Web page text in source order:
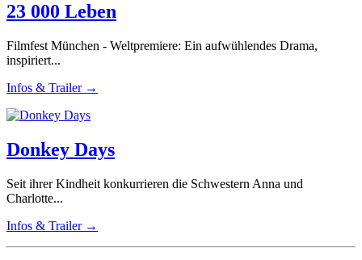
23 000 Leben
Filmfest München - Weltpremiere: Ein aufwühlendes Drama,
inspiriert...
Infos & Trailer →
Donkey Days
Seit ihrer Kindheit konkurrieren die Schwestern Anna und
Charlotte...
Infos & Trailer →